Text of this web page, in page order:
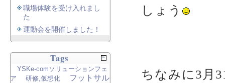
しょう
ちなみに3月
職場体験を受け入れまし
た
運動会を開催しました！
Tags
YSKe-comソリューションフェ
ア
研修,仮想化
フットサル